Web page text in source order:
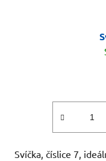
Svíčka, číslice 7,